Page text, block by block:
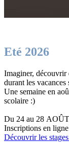
Eté 2026
Imaginer, découvrir
durant les vacances
Une semaine en
scolaire :)
Du 24 au 28 AOÛT
Inscriptions en
Découvrir les